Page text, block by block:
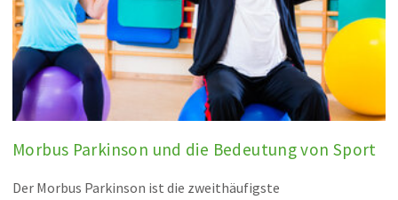
Morbus Parkinson und die Bedeutung von Sport
Der Morbus Parkinson ist die zweithäufigste